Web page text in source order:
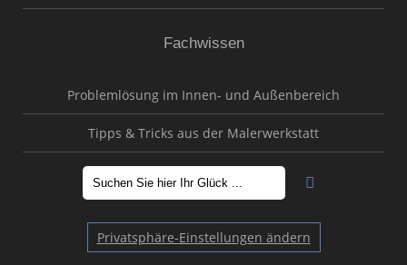
Fachwissen
Problemlösung im Innen- und Außenbereich
Tipps & Tricks aus der Malerwerkstatt
Privatsphäre-Einstellungen ändern